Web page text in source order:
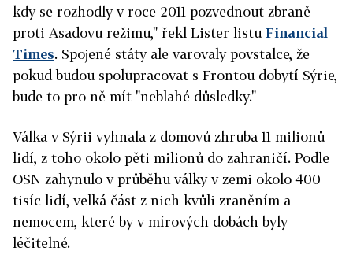
kdy se rozhodly v roce 2011 pozvednout zbraně
proti Asadovu režimu," řekl Lister listu Financial
Times. Spojené státy ale varovaly povstalce, že
pokud budou spolupracovat s Frontou dobytí Sýrie,
bude to pro ně mít "neblahé důsledky."
Válka v Sýrii vyhnala z domovů zhruba 11 milionů
lidí, z toho okolo pěti milionů do zahraničí. Podle
OSN zahynulo v průběhu války v zemi okolo 400
tisíc lidí, velká část z nich kvůli zraněním a
nemocem, které by v mírových dobách byly
léčitelné.